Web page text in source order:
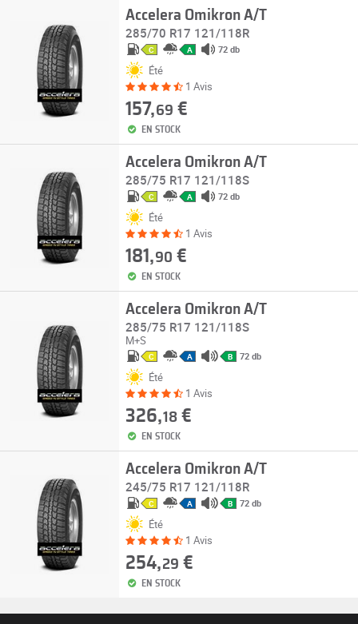
Accelera Omikron A/T
285/70 R17 121/118R
C A 72 db
Été
1 Avis
157,69 €
EN STOCK
Accelera Omikron A/T
285/75 R17 121/118S
C A 72 db
Été
1 Avis
181,90 €
EN STOCK
Accelera Omikron A/T
285/75 R17 121/118S
M+S
C A B 72 db
Été
1 Avis
326,18€
EN STOCK
Accelera Omikron A/T
245/75 R17 121/118R
C A B 72 db
Été
1 Avis
254,29 €
EN STOCK